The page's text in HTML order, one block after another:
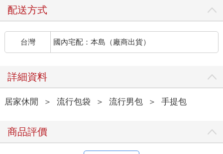
配送方式
台灣 國內宅配：本島（廠商出貨）
詳細資料
居家休閒 ＞ 流行包袋 ＞ 流行男包 ＞ 手提包
商品評價